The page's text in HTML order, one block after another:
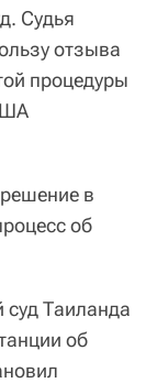
Судья
отзыва
процедуры
в
об
Таиланда
об